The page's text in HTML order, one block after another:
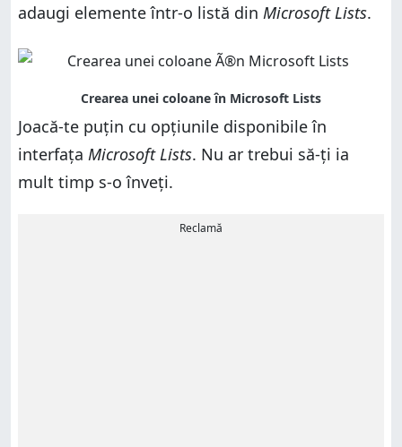
adaugi elemente într-o listă din Microsoft Lists.
Joacă-te puțin cu opțiunile disponibile în
interfața Microsoft Lists. Nu ar trebui să-ți ia
mult timp s-o înveți.
Reclamă